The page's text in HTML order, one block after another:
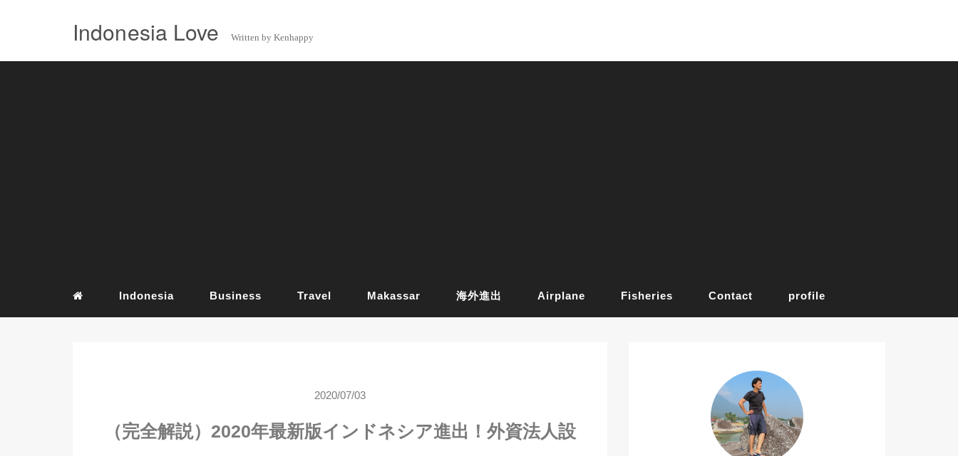
Indonesia Love Written by Kenhappy
Indonesia Business Travel Makassar 海外進出 Airplane Fisheries Contact profile
2020/07/03
（完全解説）2020年最新版インドネシア進出！外資法人設